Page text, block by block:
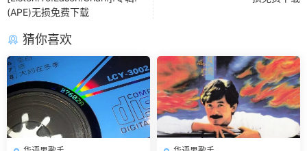
(APE)无损免费下载
猜你喜欢